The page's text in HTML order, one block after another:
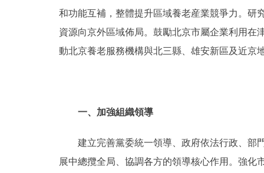
和功能互補，整體提升區域養老産業競爭力。研
資源向京外區域佈局。鼓勵北京市屬企業利用在
動北京養老服務機構與北三縣、雄安新區及近京
一、加強組織領導
建立完善黨委統一領導、政府依法行政、部門
展中總攬全局、協調各方的領導核心作用。強